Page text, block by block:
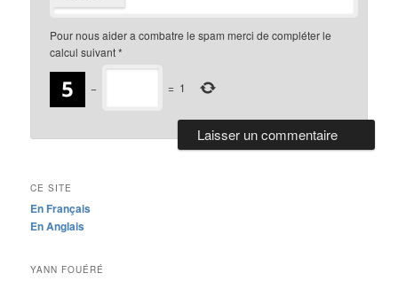
Pour nous aider a combatre le spam merci de compléter le
calcul suivant*
− = 1
CE SITE
En Français
En Anglais
YANN FOUÉRÉ